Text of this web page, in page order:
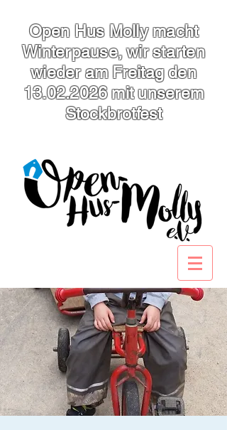
Open Hus Molly macht
Winterpause, wir starten
wieder am Freitag den
13.02.2026mit unserem
Stockbrotfest